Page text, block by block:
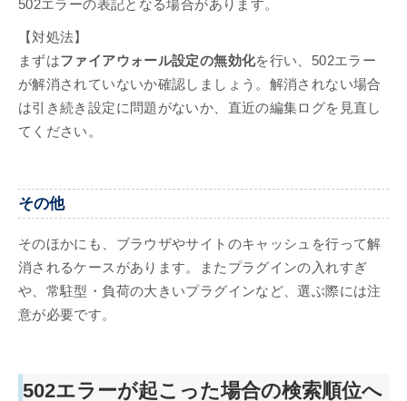
502エラーの表記となる場合があります。
【対処法】
まずはファイアウォール設定の無効化を行い、502エラー
が解消されていないか確認しましょう。解消されない場合
は引き続き設定に問題がないか、直近の編集ログを見直し
てください。
その他
そのほかにも、ブラウザやサイトのキャッシュを行って解
消されるケースがあります。またプラグインの入れすぎ
や、常駐型・負荷の大きいプラグインなど、選ぶ際には注
意が必要です。
502エラーが起こった場合の検索順位へ